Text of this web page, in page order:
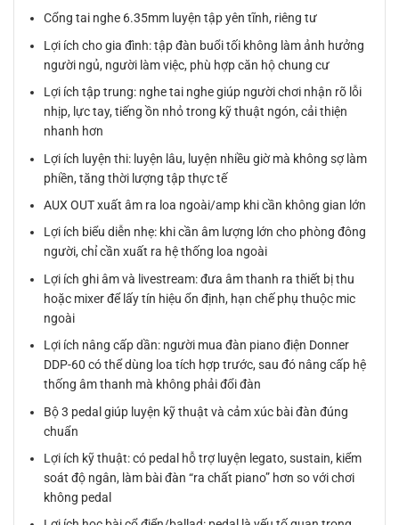
Cổng tai nghe 6.35mm luyện tập yên tĩnh, riêng tư
Lợi ích cho gia đình: tập đàn buổi tối không làm ảnh hưởng
người ngủ, người làm việc, phù hợp căn hộ chung cư
Lợi ích tập trung: nghe tai nghe giúp người chơi nhận rõ lỗi
nhịp, lực tay, tiếng ồn nhỏ trong kỹ thuật ngón, cải thiện
nhanh hơn
Lợi ích luyện thi: luyện lâu, luyện nhiều giờ mà không sợ làm
phiền, tăng thời lượng tập thực tế
AUX OUT xuất âm ra loa ngoài/amp khi cần không gian lớn
Lợi ích biểu diễn nhẹ: khi cần âm lượng lớn cho phòng đông
người, chỉ cần xuất ra hệ thống loa ngoài
Lợi ích ghi âm và livestream: đưa âm thanh ra thiết bị thu
hoặc mixer để lấy tín hiệu ổn định, hạn chế phụ thuộc mic
ngoài
Lợi ích nâng cấp dần: người mua đàn piano điện Donner
DDP-60 có thể dùng loa tích hợp trước, sau đó nâng cấp hệ
thống âm thanh mà không phải đổi đàn
Bộ 3 pedal giúp luyện kỹ thuật và cảm xúc bài đàn đúng
chuẩn
Lợi ích kỹ thuật: có pedal hỗ trợ luyện legato, sustain, kiểm
soát độ ngân, làm bài đàn “ra chất piano” hơn so với chơi
không pedal